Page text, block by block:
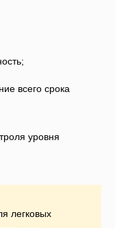
всего срока
уровня
легковых